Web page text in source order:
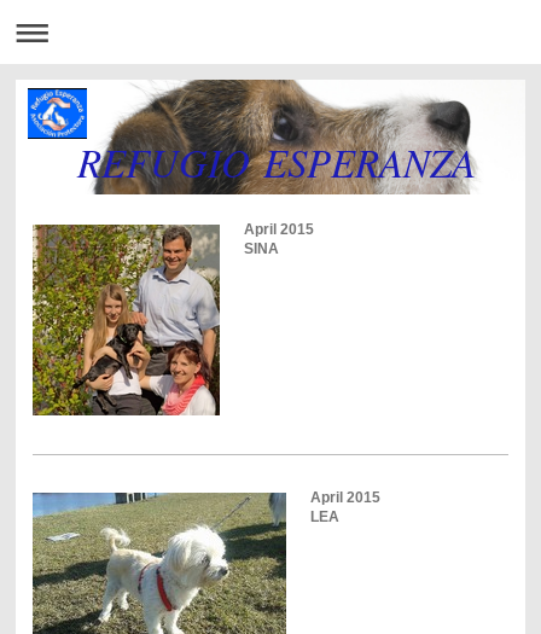
REFUGIO ESPERANZA
April 2015
SINA
April 2015
LEA